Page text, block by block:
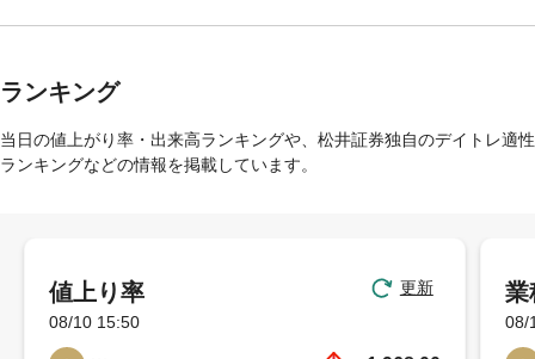
ランキング
当日の値上がり率・出来高ランキングや、松井証券独自のデイトレ適性
ランキングなどの情報を掲載しています。